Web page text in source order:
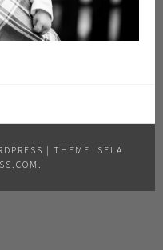
| THEME: SELA
.